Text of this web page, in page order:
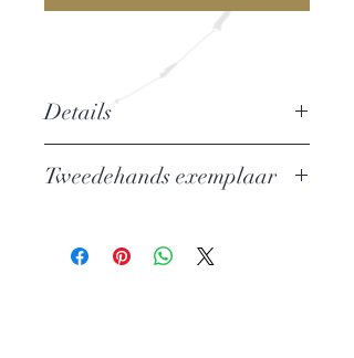
Details
Modern Drama
ISBN: 9780802115294
Tweedehands exemplaar